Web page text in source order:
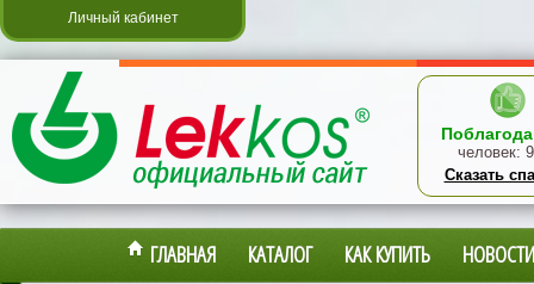
Личный кабинет
человек:
Сказать
ГЛАВНАЯ КАТАЛОГ КАК КУПИТЬ НОВОСТИ